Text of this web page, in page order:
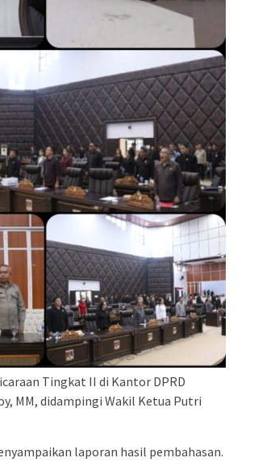
Tingkat II di Kantor DPRD
MM, didampingi Wakil Ketua Putri
laporan hasil pembahasan.